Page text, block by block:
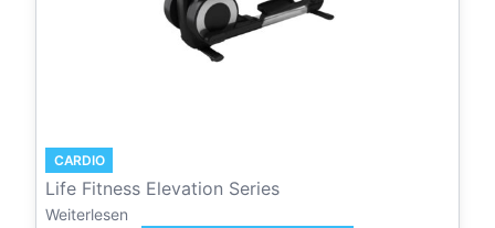
CARDIO
Life Fitness Elevation Series
Weiterlesen